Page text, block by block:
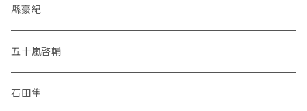
縣豪紀
五十嵐啓輔
石田隼